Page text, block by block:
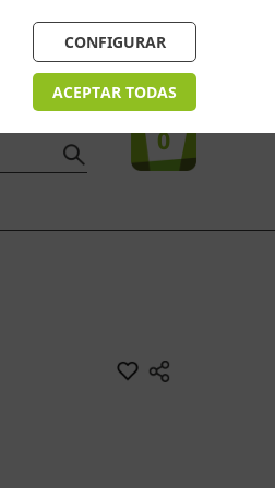
CONFIGURAR
ACEPTAR TODAS
¿Necesitas ayuda? FAQ
Tu compra
0